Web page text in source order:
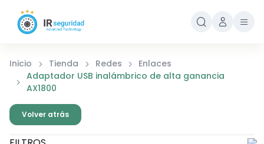
Inicio Tienda Redes
Enlaces
Adaptador USB inalámbrico de alta ganancia
AX1800
Volver atrás